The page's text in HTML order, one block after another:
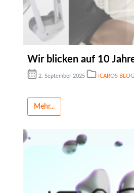
Wir blicken auf 10
2. September 2025 ICAROS BLOG
Mehr...